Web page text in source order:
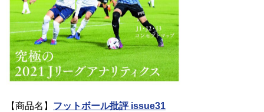
【商品名】 フットボール批評 issue31